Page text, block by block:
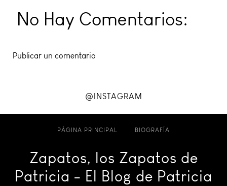
No Hay Comentarios:
Publicar un comentario
@INSTAGRAM
PÁGINA PRINCIPAL BIOGRAFÍA
Zapatos, los Zapatos de
Patricia - El Blog de Patricia